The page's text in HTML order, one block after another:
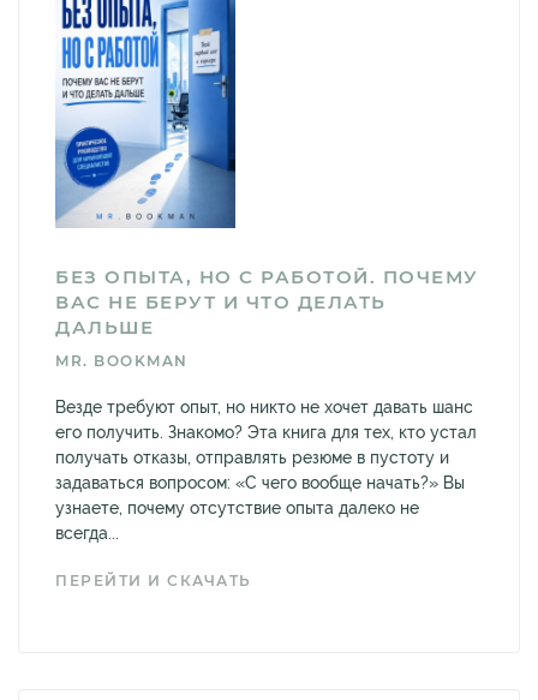
БЕЗ ОПЫТА, НО С РАБОТОЙ. ПОЧЕМУ
ВАС НЕ БЕРУТ И ЧТО ДЕЛАТЬ
ДАЛЬШЕ
MR. BOOKMAN
Везде требуют опыт, но никто не хочет давать шанс
его получить. Знакомо? Эта книга для тех, кто устал
получать отказы, отправлять резюме в пустоту и
задаваться вопросом: «С чего вообще начать?» Вы
узнаете, почему отсутствие опыта далеко не
всегда...
ПЕРЕЙТИ И СКАЧАТЬ